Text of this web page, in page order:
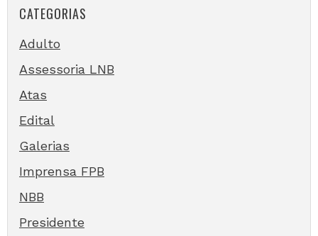
CATEGORIAS
Adulto
Assessoria LNB
Atas
Edital
Galerias
Imprensa FPB
NBB
Presidente